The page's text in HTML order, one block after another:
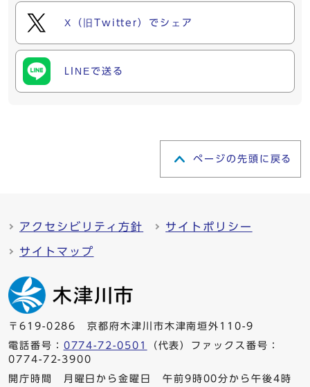
X（旧Twitter）でシェア
LINEで送る
ページの先頭に戻る
アクセシビリティ方針 サイトポリシー
サイトマップ
〒619-0286 京都府木津川市木津南垣外110-9
電話番号： 0774-72-0501
（代表）ファックス番号：
0774-72-3900
開庁時間 月曜日から金曜日 午前9時00分から午後4時